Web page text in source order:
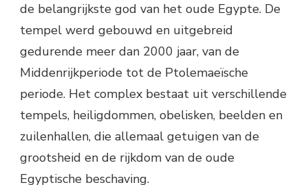
de belangrijkste god van het oude Egypte. De
tempel werd gebouwd en uitgebreid
gedurende meer dan 2000 jaar, van de
Middenrijkperiode tot de Ptolemaeïsche
periode. Het complex bestaat uit verschillende
tempels, heiligdommen, obelisken, beelden en
zuilenhallen, die allemaal getuigen van de
grootsheid en de rijkdom van de oude
Egyptische beschaving.